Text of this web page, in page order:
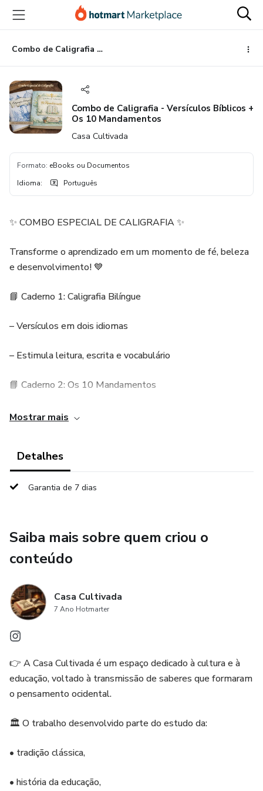
para
conteúdo
principal
para
pagamento
para
rodapé
Combo de Caligrafia - Versículos Bíblicos + Os 10 Mandamentos
Combo de Caligrafia - Versículos Bíblicos +
Os 10 Mandamentos
Casa Cultivada
Formato: eBooks ou Documentos
Idioma: Português
✨ COMBO ESPECIAL DE CALIGRAFIA ✨
Transforme o aprendizado em um momento de fé, beleza
e desenvolvimento! 💙
📘 Caderno 1: Caligrafia Bilíngue
– Versículos em dois idiomas
– Estimula leitura, escrita e vocabulário
📘 Caderno 2: Os 10 Mandamentos
– Ensino de valores essenciais
👧🧒 Ideal para crianças em fase de alfabetização
🙏 Une aprendizado + princípios bíblicos
📃PDFs prontos para impressão
💥 Leve o COMBO com preço especial!
Mostrar mais
Detalhes
Garantia de 7 dias
Saiba mais sobre quem criou o
conteúdo
Casa Cultivada
7 Ano Hotmarter
👉 A Casa Cultivada é um espaço dedicado à cultura e à
educação, voltado à transmissão de saberes que formaram
o pensamento ocidental.
🏛️ O trabalho desenvolvido parte do estudo da:
• tradição clássica,
• história da educação,